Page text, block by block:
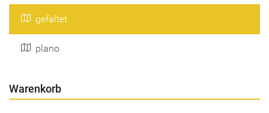
gefaltet
plano
Warenkorb